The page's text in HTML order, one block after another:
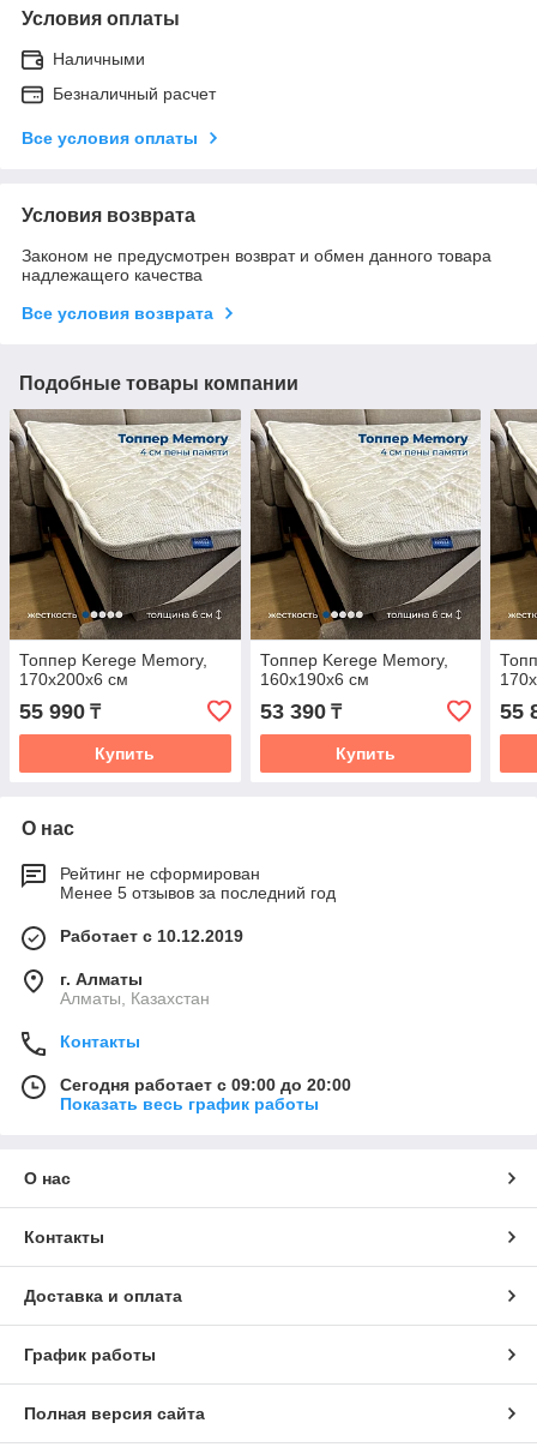
Условия оплаты
Наличными
Безналичный расчет
Все условия оплаты
Условия возврата
Законом не предусмотрен возврат и обмен данного товара
надлежащего качества
Все условия возврата
Подобные товары компании
Топпер Kerege Memory,
170x200x6 см
55 990 ₸
Купить
Топпер Kerege Memory,
160x190x6 см
53 390₸
Купить
55
О нас
Рейтинг не сформирован
Менее 5 отзывов за последний год
Работает с 10.12.2019
г. Алматы
Алматы, Казахстан
Контакты
Сегодня работает с 09:00 до 20:00
Показать весь график работы
О нас
Контакты
Доставка и оплата
График работы
Полная версия сайта